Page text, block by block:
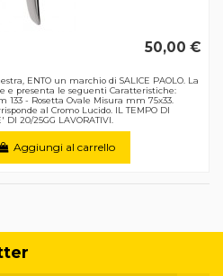
50,00 €
ENTO un marchio di SALICE PAOLO. La
e presenta le seguenti Caratteristiche:
- Rosetta Ovale Misura mm 75x33.
al Cromo Lucido. IL TEMPO DI
DI 20/25GG LAVORATIVI.
Aggiungi al carrello